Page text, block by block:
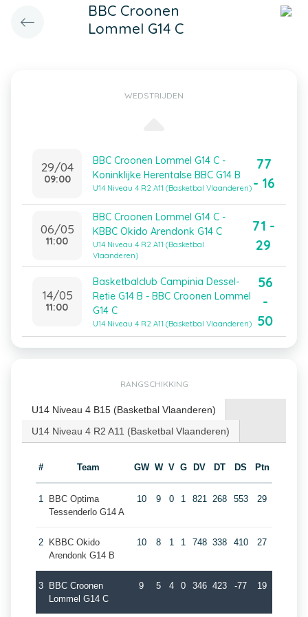
BBC Croonen
Lommel G14 C
WEDSTRIJDEN
29/04
09:00
BBC Croonen Lommel G14 C -
Koninklijke Herentalse BBC G14 B
U14 Niveau 4 R2 A11 (Basketbal Vlaanderen)
77
- 16
06/05
11:00
BBC Croonen Lommel G14 C -
KBBC Okido Arendonk G14 C
U14 Niveau 4 R2 A11 (Basketbal
Vlaanderen)
71 -
29
14/05
11:00
Basketbalclub Campinia Dessel-
Retie G14 B - BBC Croonen Lommel
G14 C
U14 Niveau 4 R2 A11 (Basketbal Vlaanderen)
56
-
50
RANGSCHIKKING
U14 Niveau 4 B15 (Basketbal Vlaanderen)
U14 Niveau 4 R2 A11 (Basketbal Vlaanderen)
# Team GW W V G DV DT DS Ptn
1
BBC Optima
Tessenderlo G14 A
10 9 0 1 821 268 553 29
2
KBBC Okido
Arendonk G14 B
10 8 1 1 748 338 410 27
3
BBC Croonen
Lommel G14 C
9 5 4 0 346 423 -77 19